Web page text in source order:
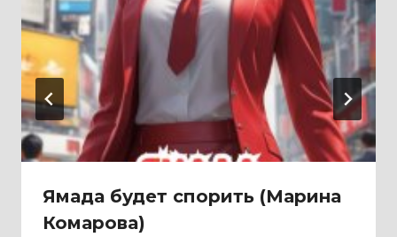
Ямада будет спорить (Марина
Комарова)